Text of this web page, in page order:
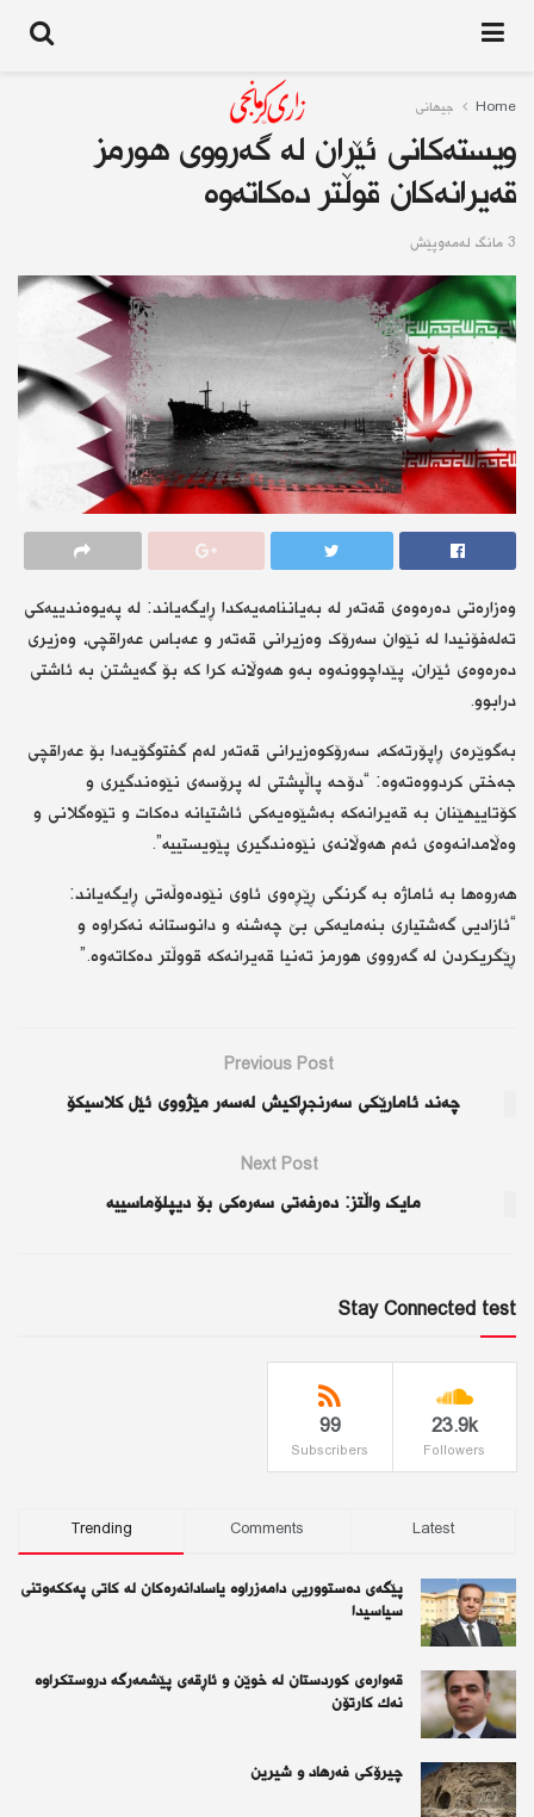
Home جیهانى
ویستەكانی ئێران لە گەرووی هورمز
قەیرانەكان قوڵتر دەكاتەوە
3 مانگ له‌مه‌وپێش
وەزارەتی دەرەوەی قەتەر لە بەیاننامەیەکدا ڕایگەیاند: لە پەیوەندییەکی
تەلەفۆنیدا لە نێوان سەرۆک وەزیرانی قەتەر و عەباس عەراقچی، وەزیری
دەرەوەی ئێران، پێداچوونەوە بەو هەوڵانە کرا کە بۆ گەیشتن بە ئاشتی
درابوو.
بەگوێرەی ڕاپۆرتەکە، سەرۆکوەزیرانی قەتەر لەم گفتوگۆیەدا بۆ عەراقچی
جەختی کردووەتەوە: “دۆحە پاڵپشتی لە پرۆسەی نێوەندگیری و
کۆتاییهێنان بە قەیرانەکە بەشێوەیەکی ئاشتیانە دەکات و تێوەگلانی و
وەڵامدانەوەی ئەم هەوڵانەی نێوەندگیری پێویستییە”.
هەروەها بە ئاماژە بە گرنگی ڕێڕەوی ئاوی نێودەوڵەتی ڕایگەیاند:
“ئازادیی گەشتیاری بنەمایەکی بێ چەشنە و دانوستانە نەکراوە و
ڕێگریکردن لە گەرووی هورمز تەنیا قەیرانەکە قووڵتر دەکاتەوە.”
Previous Post
چەند ئامارێکی سەرنجڕاکیش لەسەر مێژووی ئێل کلاسیکۆ
Next Post
مایک واڵتز: دەرفەتی سەرەكی بۆ دیپلۆماسییە
Stay Connected test
23.9k
Followers
99
Subscribers
Trending Comments Latest
پێگەی دەستووریی دامەزراوە یاسادانەرەكان لە كاتی پەككەوتنی
سیاسیدا
قەوارەی كوردستان لە خوێن و ئاڕقەی پێشمەرگە دروستكراوە
نەك كارتۆن
چیرۆكی فەرهاد و شیرین